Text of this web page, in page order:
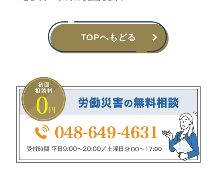
TOPへもどる